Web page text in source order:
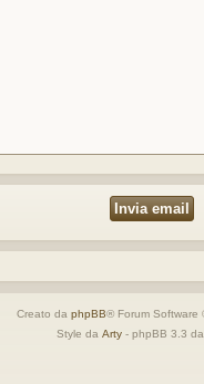
Creato da phpBB® Forum Software
Style da Arty - phpBB 3.3